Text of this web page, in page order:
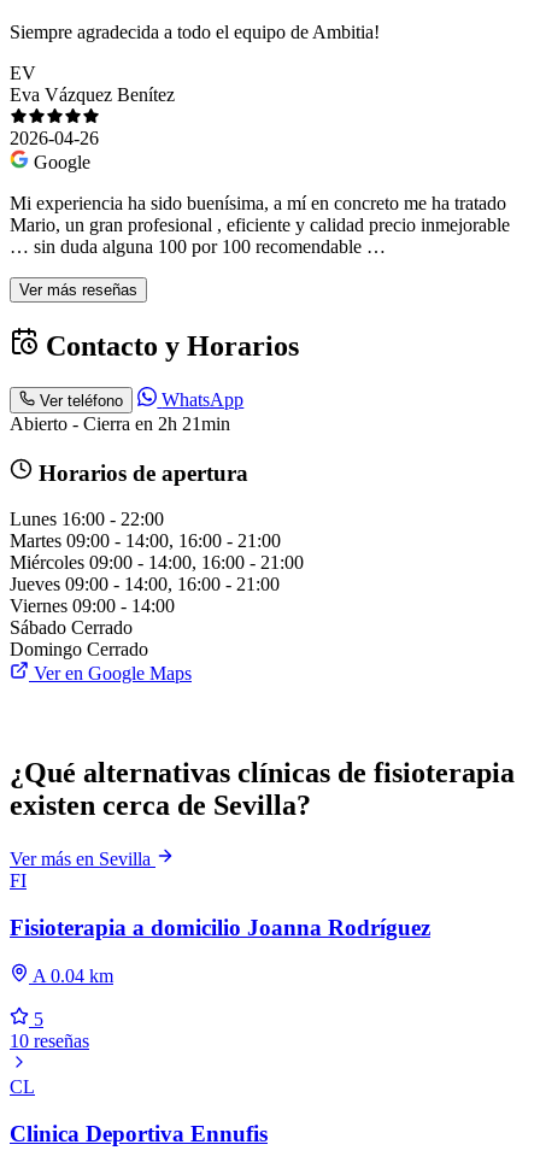
Siempre agradecida a todo el equipo de Ambitia!
EV
Eva Vázquez Benítez
2026-04-26
Google
Mi experiencia ha sido buenísima, a mí en concreto me ha tratado
Mario, un gran profesional , eficiente y calidad precio inmejorable
… sin duda alguna 100 por 100 recomendable …
Ver más reseñas
Contacto y Horarios
Ver teléfono
WhatsApp
Abierto - Cierra en 2h 21min
Horarios de apertura
Lunes 16:00 - 22:00
Martes 09:00 - 14:00, 16:00 - 21:00
Miércoles 09:00 - 14:00, 16:00 - 21:00
Jueves 09:00 - 14:00, 16:00 - 21:00
Viernes 09:00 - 14:00
Sábado Cerrado
Domingo Cerrado
Ver en Google Maps
¿Qué alternativas clínicas de fisioterapia
existen cerca de Sevilla?
Ver más en Sevilla
FI
Fisioterapia a domicilio Joanna Rodríguez
A 0.04 km
5
10 reseñas
CL
Clinica Deportiva Ennufis